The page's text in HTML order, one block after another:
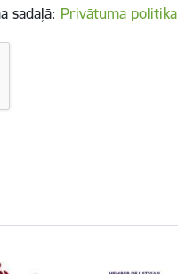
sadaļā: Privātuma politika